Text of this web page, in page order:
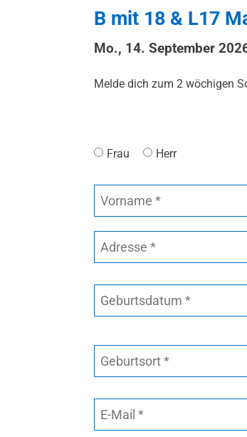
B mit 18 & L17
Mo., 14. September
Melde dich zum 2 wöchigen
Frau Herr